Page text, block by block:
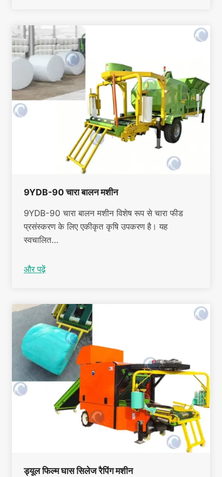
9YDB-90 चारा बालन मशीन
9YDB-90 चारा बालन मशीन विशेष रूप से चारा फीड
प्रसंस्करण के लिए एकीकृत कृषि उपकरण है। यह
स्वचालित…
और पढ़ें
ड्यूल फिल्म घास सिलेज रैपिंग मशीन